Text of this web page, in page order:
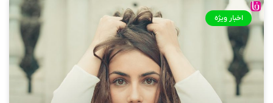
اخبار ویژه